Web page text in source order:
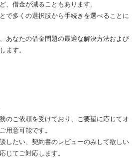
、借金が減ることもあります。
で多くの選択肢から手続きを選べることに
あなたの借金問題の最適な解決方法および
ます。
のご依頼を受けており、ご要望に応じてオ
用意可能です。
したい、契約書のレビューのみして欲しい
じてご対応します。